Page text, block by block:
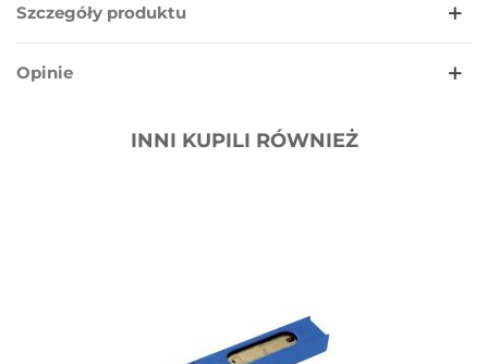
Szczegóły produktu
Opinie
INNI KUPILI RÓWNIEŻ